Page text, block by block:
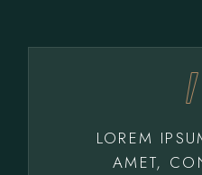
LOREM
AMET,